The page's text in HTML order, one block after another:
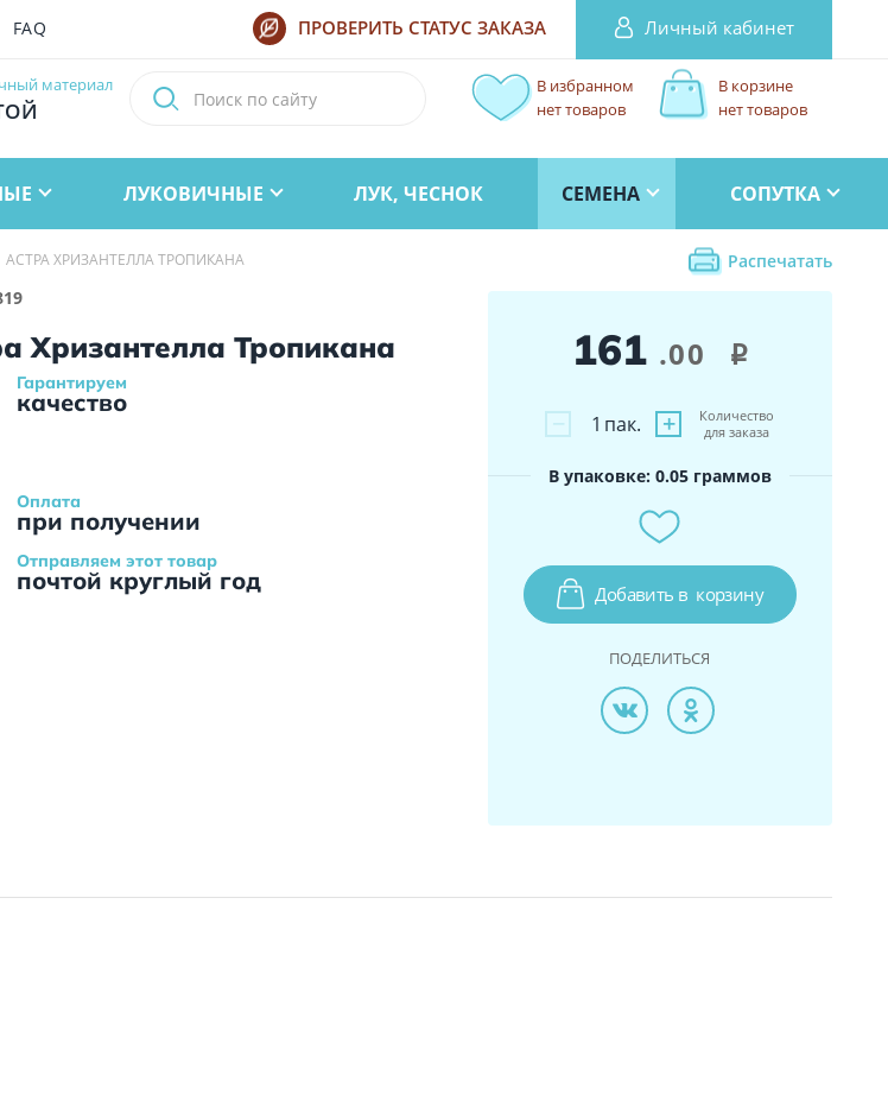
FAQ ПРОВЕРИТЬ СТАТУС ЗАКАЗА Личный кабинет
материал
В корзине
нет товаров
В избранном
нет товаров
ЛУКОВИЧНЫЕ ЛУК, ЧЕСНОК СЕМЕНА СОПУТКА
АСТРА ХРИЗАНТЕЛЛА ТРОПИКАНА
Распечатать
Хризантелла Тропикана
Оплата
при получении
Гарантируем
качество
Отправляем этот товар
почтой круглый год
161 .00 i
− +
1 пак.
Количество
для заказа
В упаковке: 0.05 граммов
Добавить в корзину
ПОДЕЛИТЬСЯ